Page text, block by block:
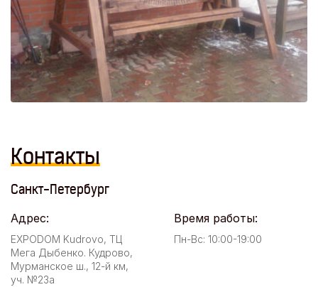
Контакты
Санкт-Петербург
Адрес:
EXPODOM Kudrovo, ТЦ
Мега Дыбенко. Кудрово,
Мурманское ш., 12-й км,
уч. №23а
Время работы:
Пн-Вс: 10:00-19:00